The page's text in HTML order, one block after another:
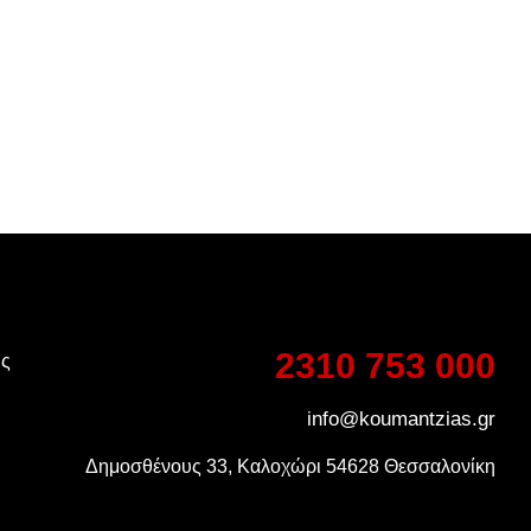
2310 753 000
info@koumantzias.gr
Δημοσθένους 33, Καλοχώρι 54628 Θεσσαλονίκη